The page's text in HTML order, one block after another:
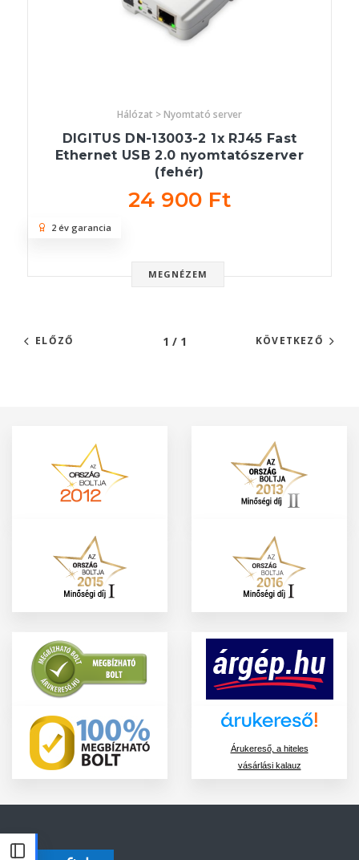
Hálózat > Nyomtató server
DIGITUS DN-13003-2 1x RJ45 Fast
Ethernet USB 2.0 nyomtatószerver
(fehér)
24 900 Ft
MEGNÉZEM
2 év garancia
ELŐZŐ 1 / 1 KÖVETKEZŐ
Árukereső, a hiteles
vásárlási kalauz